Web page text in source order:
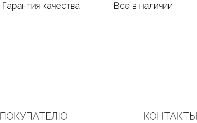
Гарантия качества Все в наличии
ПОКУПАТЕЛЮ КОНТАКТЫ